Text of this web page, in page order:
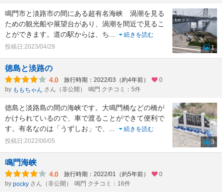
鳴門市と淡路市の間にある超有名海峡 渦潮を見る
ための観光船や展望台があり、渦潮を間近で見るこ
とができます。道の駅からは、ち...
続きを読む
投稿日:2023/04/29
1
徳島と淡路の
4.0 旅行時期：2022/03（約4年前）
0
by ももちゃん さん（非公開） 鳴門 クチコミ：5件
徳島と淡路島の間の海峡です。大鳴門橋などの橋が
かけられているので、車で渡ることができて便利で
す。有名なのは「うずしお」で、 ...
続きを読む
投稿日:2022/06/05
3
鳴門海峡
4.0 旅行時期：2022/01（約5年前）
0
by pocky さん（非公開） 鳴門 クチコミ：16件